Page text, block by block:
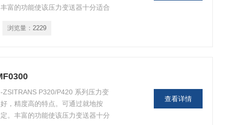
富的功能使该压力变送器十分适合
浏览量： 2229
P320/P420 系列压力变
，精度高的特点。可通过就地按
。丰富的功能使该压力变送器十分
查看详情